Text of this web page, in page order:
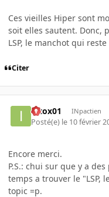
Ces vieilles Hiper sont
soit elles sautent. Donc,
LSP, le manchot qui
Citer
intox01 INpactien
Posté(e) le 10 février
Encore merci.
P.S.: chui sur que y a
temps a trouver le "LSP,
topic =p.